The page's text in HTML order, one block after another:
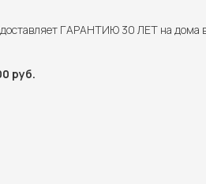
ГАРАНТИЮ 30 ЛЕТ на дома
руб.